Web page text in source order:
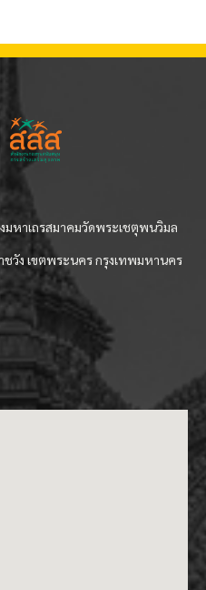
มหาเถรสมาคมวัดพระเชตุพนวิมล
วัง เขตพระนคร กรุงเทพมหานคร